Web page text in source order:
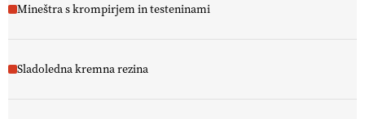
Mineštra s krompirjem in testeninami
Sladoledna kremna rezina